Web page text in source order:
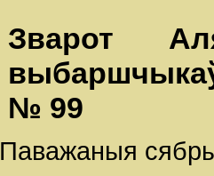
Зварот
№ 99
Паважаныя